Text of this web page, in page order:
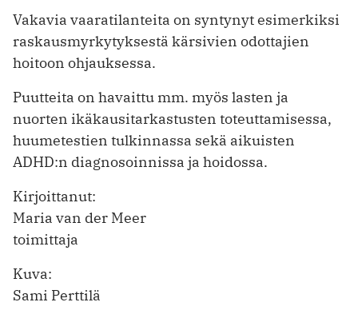
Vakavia vaaratilanteita on syntynyt esimerkiksi
raskausmyrkytyksestä kärsivien odottajien
hoitoon ohjauksessa.
Puutteita on havaittu mm. myös lasten ja
nuorten ikäkausitarkastusten toteuttamisessa,
huumetestien tulkinnassa sekä aikuisten
ADHD:n diagnosoinnissa ja hoidossa.
Kirjoittanut:
Maria van der Meer
toimittaja
Kuva:
Sami Perttilä